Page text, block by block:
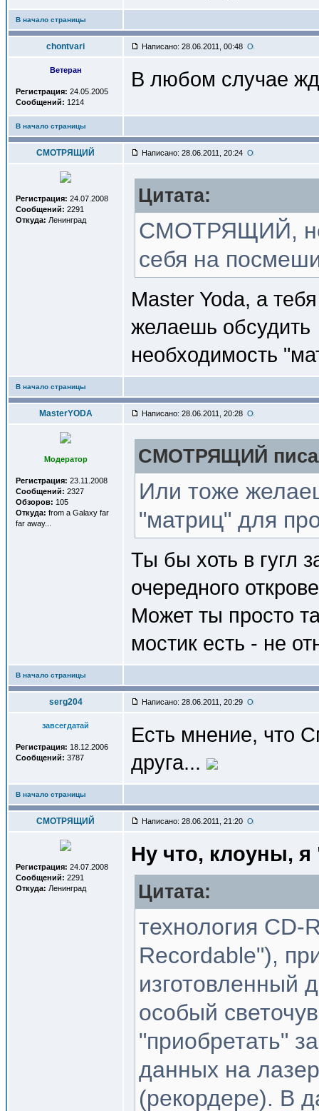
В начало страницы
chontvari Написано: 28.06.2011, 00:48
Ветеран
Регистрация: 24.05.2005
Сообщений: 1214
В любом случае
В начало страницы
СМОТРЯЩИЙ Написано: 28.06.2011, 20:24
Регистрация: 24.07.2008
Сообщений: 2291
Откуда: Ленинград
Цитата:
СМОТРЯЩИЙ, не
себя на
Master Yoda, а
желаешь обсудить
необходимость
В начало страницы
MasterYODA Написано: 28.06.2011, 20:28
Модератор
Регистрация: 23.11.2008
Сообщений: 2327
Обзоров: 105
Откуда: from a Galaxy far
far away...
СМОТРЯЩИЙ
Или тоже
"матриц" для
Ты бы хоть в гугл
очередного
Может ты просто
мостик есть - не
В начало страницы
serg204 Написано: 28.06.2011, 20:29
завсегдатай
Регистрация: 18.12.2006
Сообщений: 3787
Есть мнение, что
друга...
В начало страницы
СМОТРЯЩИЙ Написано: 28.06.2011, 21:20
Регистрация: 24.07.2008
Сообщений: 2291
Откуда: Ленинград
Ну что, клоуны, я
Цитата:
технология CD-
Recordable"),
изготовленный
особый
"приобретать"
данных на
(рекордере). В